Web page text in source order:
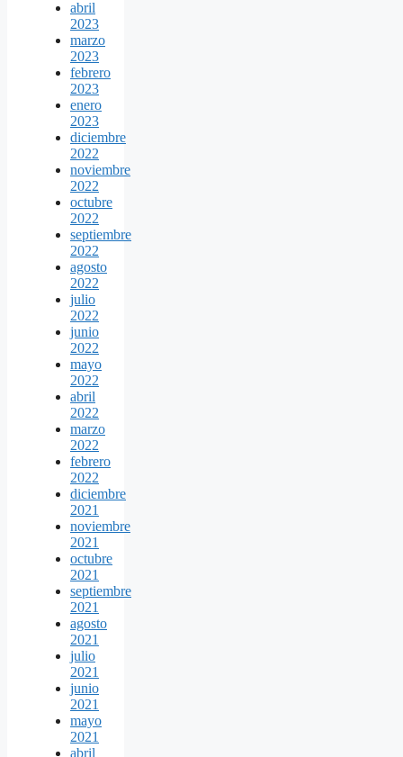
abril
2023
marzo
2023
febrero
2023
enero
2023
diciembre
2022
noviembre
2022
octubre
2022
septiembre
2022
agosto
2022
julio
2022
junio
2022
mayo
2022
abril
2022
marzo
2022
febrero
2022
diciembre
2021
noviembre
2021
octubre
2021
septiembre
2021
agosto
2021
julio
2021
junio
2021
mayo
2021
abril